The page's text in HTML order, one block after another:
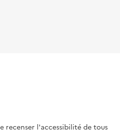
recenser l'accessibilité de tous